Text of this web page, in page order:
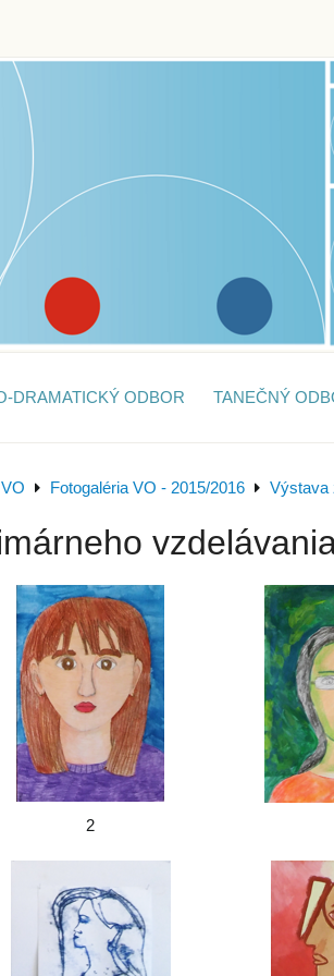
DRAMATICKÝ ODBOR TANEČNÝ
Fotogaléria VO - 2015/2016 Výstava
2